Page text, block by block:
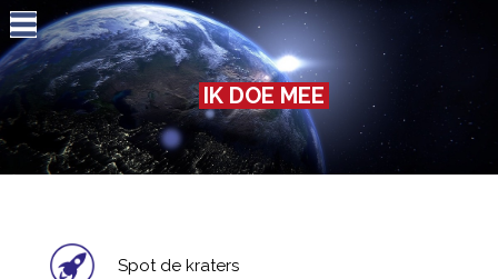
Jump to navigation
IK DOE MEE
Spot de kraters